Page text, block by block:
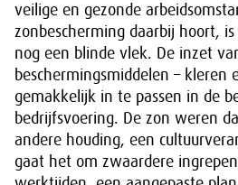
veilige en gezonde
zonbescherming daarbij hoort,
nog een blinde vlek. De inzet
beschermingsmiddelen – kleren
gemakkelijk in te passen in de
bedrijfsvoering. De zon weren
andere houding, een
gaat het om zwaardere